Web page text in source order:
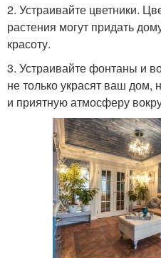
2. Устраивайте цветники.
растения могут придать
красоту.
3. Устраивайте фонтаны и
не только украсят ваш дом,
и приятную атмосферу